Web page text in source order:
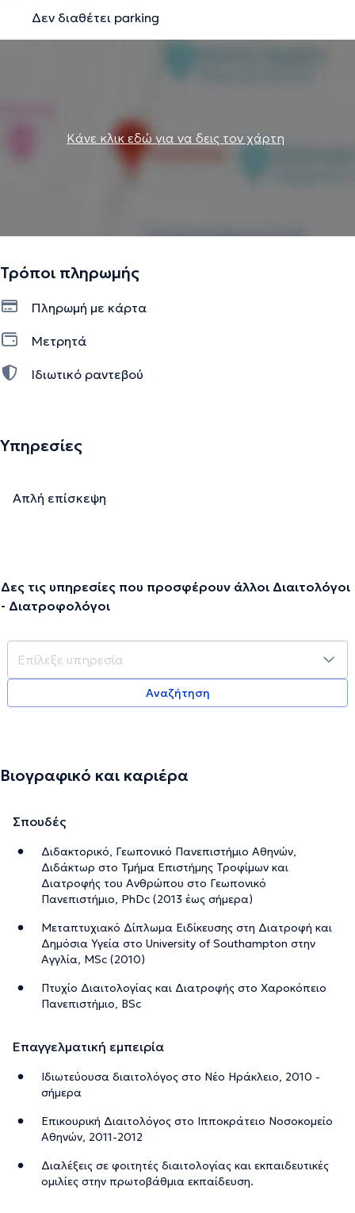
Δεν διαθέτει parking
Κάνε κλικ εδώ για να δεις τον χάρτη
Τρόποι πληρωμής
Πληρωμή με κάρτα
Μετρητά
Ιδιωτικό ραντεβού
Υπηρεσίες
Απλή επίσκεψη
Δες τις υπηρεσίες που προσφέρουν άλλοι Διαιτολόγοι
- Διατροφολόγοι
Αναζήτηση
Βιογραφικό και καριέρα
Σπουδές
Διδακτορικό, Γεωπονικό Πανεπιστήμιο Αθηνών,
Διδάκτωρ στο Τμήμα Επιστήμης Τροφίμων και
Διατροφής του Ανθρώπου στο Γεωπονικό
Πανεπιστήμιο, PhDc (2013 έως σήμερα)
Μεταπτυχιακό Δίπλωμα Ειδίκευσης στη Διατροφή και
Δημόσια Υγεία στο University of Southampton στην
Αγγλία, MSc (2010)
Πτυχίο Διαιτολογίας και Διατροφής στο Χαροκόπειο
Πανεπιστήμιο, BSc
Επαγγελματική εμπειρία
Ιδιωτεύουσα διαιτολόγος στο Νέο Ηράκλειο, 2010 -
σήμερα
Επικουρική Διαιτολόγος στο Ιπποκράτειο Νοσοκομείο
Αθηνών, 2011-2012
Διαλέξεις σε φοιτητές διαιτολογίας και εκπαιδευτικές
ομιλίες στην πρωτοβάθμια εκπαίδευση.